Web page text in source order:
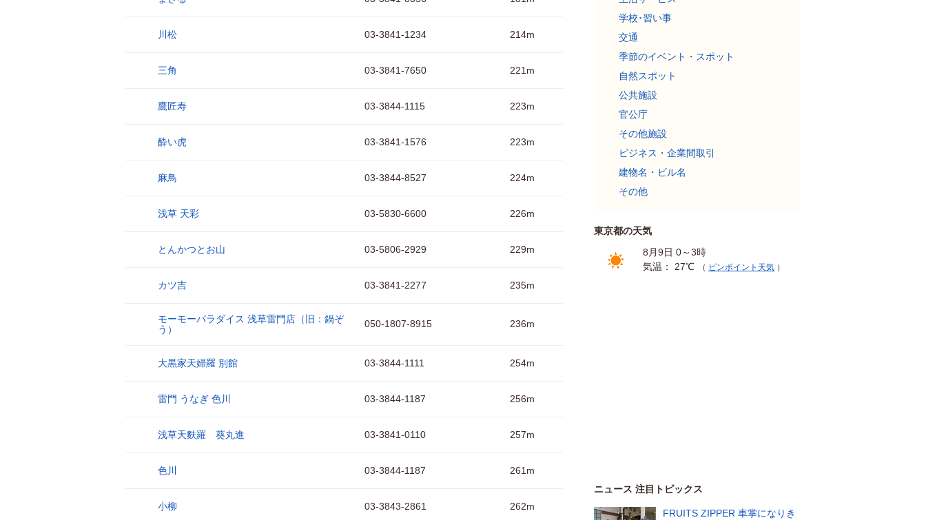
川松 03-3841-1234 214m
三角 03-3841-7650 221m
鷹匠寿 03-3844-1115 223m
酔い虎 03-3841-1576 223m
麻鳥 03-3844-8527 224m
浅草 天彩 03-5830-6600 226m
とんかつとお山 03-5806-2929 229m
カツ吉 03-3841-2277 235m
モーモーパラダイス 浅草雷門店（旧：鍋ぞ
う）
050-1807-8915 236m
大黒家天婦羅 別館 03-3844-1111 254m
雷門 うなぎ 色川 03-3844-1187 256m
浅草天麩羅 葵丸進 03-3841-0110 257m
色川 03-3844-1187 261m
小柳 03-3843-2861 262m
学校･習い事
交通
季節のイベント・スポット
自然スポット
公共施設
官公庁
その他施設
ビジネス・企業間取引
建物名・ビル名
その他
東京都の天気
8月9日 0～3時
気温： 27℃
（ ピンポイント天気 ）
ニュース 注目トピックス
FRUITS ZIPPER 車掌になりき